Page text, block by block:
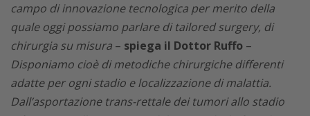
campo di innovazione tecnologica per merito della
quale oggi possiamo parlare di tailored surgery, di
chirurgia su misura – spiega il Dottor Ruffo –
Disponiamo cioè di metodiche chirurgiche differenti
adatte per ogni stadio e localizzazione di malattia.
Dall’asportazione trans-rettale dei tumori allo stadio